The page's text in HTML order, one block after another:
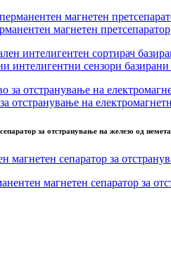
магнетен претсепаратор
интелигентни сензори
отстранување на
за отстранување на железо од